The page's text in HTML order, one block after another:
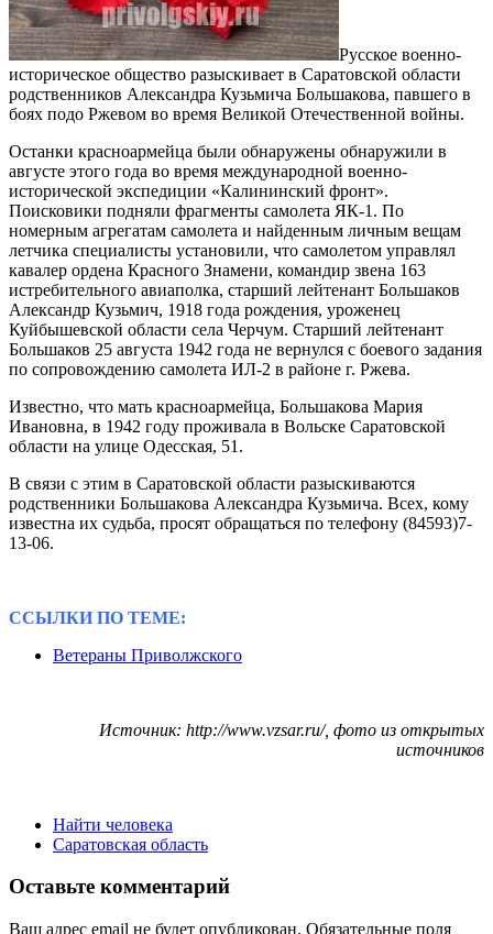
Русское военно-
историческое общество разыскивает в Саратовской области
родственников Александра Кузьмича Большакова, павшего в
боях подо Ржевом во время Великой Отечественной войны.
Останки красноармейца были обнаружены обнаружили в
августе этого года во время международной военно-
исторической экспедиции «Калининский фронт».
Поисковики подняли фрагменты самолета ЯК-1. По
номерным агрегатам самолета и найденным личным вещам
летчика специалисты установили, что самолетом управлял
кавалер ордена Красного Знамени, командир звена 163
истребительного авиаполка, старший лейтенант Большаков
Александр Кузьмич, 1918 года рождения, уроженец
Куйбышевской области села Черчум. Старший лейтенант
Большаков 25 августа 1942 года не вернулся с боевого задания
по сопровождению самолета ИЛ-2 в районе г. Ржева.
Известно, что мать красноармейца, Большакова Мария
Ивановна, в 1942 году проживала в Вольске Саратовской
области на улице Одесская, 51.
В связи с этим в Саратовской области разыскиваются
родственники Большакова Александра Кузьмича. Всех, кому
известна их судьба, просят обращаться по телефону (84593)7-
13-06.
ССЫЛКИ ПО ТЕМЕ:
Ветераны Приволжского
Источник: http://www.vzsar.ru/, фото из открытых
источников
Найти человека
Саратовская область
Оставьте комментарий
Ваш адрес email не будет опубликован. Обязательные поля